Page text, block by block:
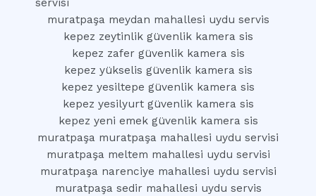
servisi
muratpaşa meydan mahallesi uydu servis
kepez zeytinlik güvenlik kamera sis
kepez zafer güvenlik kamera sis
kepez yükselis güvenlik kamera sis
kepez yesiltepe güvenlik kamera sis
kepez yesilyurt güvenlik kamera sis
kepez yeni emek güvenlik kamera sis
muratpaşa muratpaşa mahallesi uydu servisi
muratpaşa meltem mahallesi uydu servisi
muratpaşa narenciye mahallesi uydu servisi
muratpaşa sedir mahallesi uydu servis